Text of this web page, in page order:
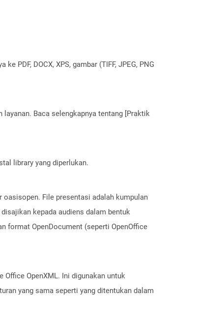
PDF, DOCX, XPS, gambar (TIFF, JPEG, PNG
Baca selengkapnya tentang [Praktik
library yang diperlukan.
File presentasi adalah kumpulan
kepada audiens dalam bentuk
format OpenDocument (seperti OpenOffice
OpenXML. Ini digunakan untuk
yang sama seperti yang ditentukan dalam